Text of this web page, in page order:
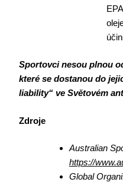
Sportovci nesou plnou
které se dostanou do
liability“ ve Světovém
Zdroje
Australian
https://
Global